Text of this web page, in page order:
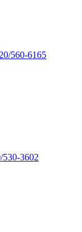
560-6165
530-3602